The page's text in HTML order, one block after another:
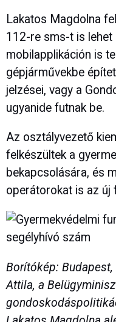
Lakatos Magdolna
112-re sms-t is lehet
mobilapplikáción is
gépjárművekbe
jelzései, vagy a
ugyanide futnak be.
Az osztályvezető
felkészültek a
bekapcsolására, és
operátorokat is az új
Borítókép:
Attila, a